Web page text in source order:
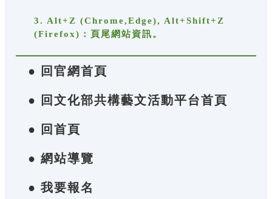
3. Alt+Z (Chrome,Edge), Alt+Shift+Z
(Firefox)：頁尾網站資訊。
● 回官網首頁
● 回文化部共構藝文活動平台首頁
● 回首頁
● 網站導覽
● 我要報名